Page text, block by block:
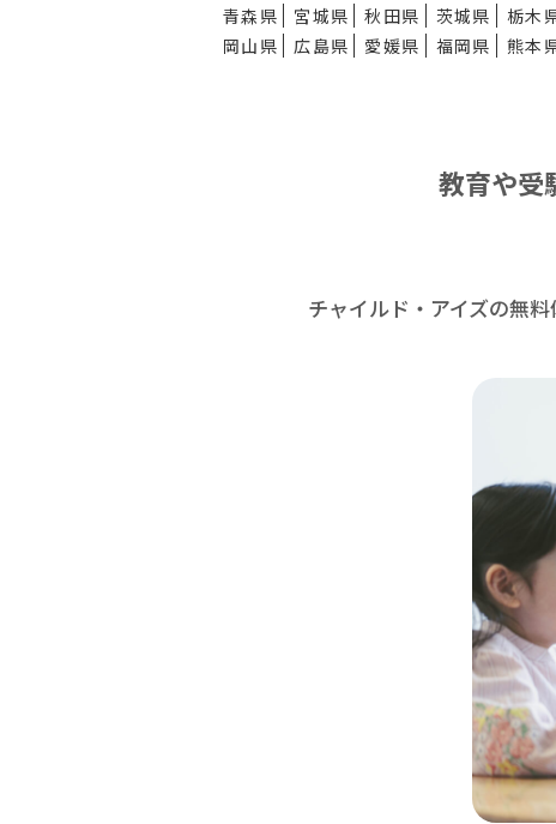
青森県 宮城県 秋田県 茨城県 栃木
岡山県
広島県 愛媛県 福岡県 熊本
教育や受
チャイルド・アイズの無料